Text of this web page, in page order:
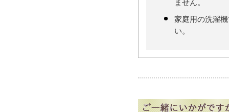
ません。
家庭用の洗濯
い。